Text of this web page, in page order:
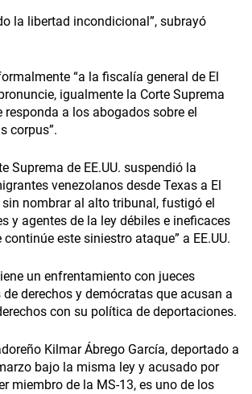
la libertad incondicional”, subrayó
“a la fiscalía general de El
igualmente la Corte Suprema
responda a los abogados sobre el
corpus”.
Suprema de EE.UU. suspendió la
venezolanos desde Texas a El
sin nombrar al alto tribunal, fustigó el
y agentes de la ley débiles e ineficaces
este siniestro ataque” a EE.UU.
un enfrentamiento con jueces
derechos y demócratas que acusan a
con su política de deportaciones.
Kilmar Ábrego García, deportado a
bajo la misma ley y acusado por
miembro de la MS-13, es uno de los